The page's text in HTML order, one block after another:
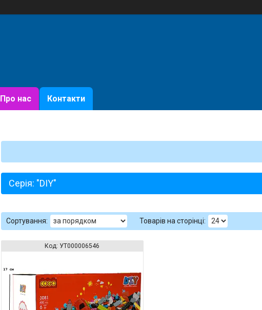
Про нас Контакти
Серія: "DIY"
УТ000006546